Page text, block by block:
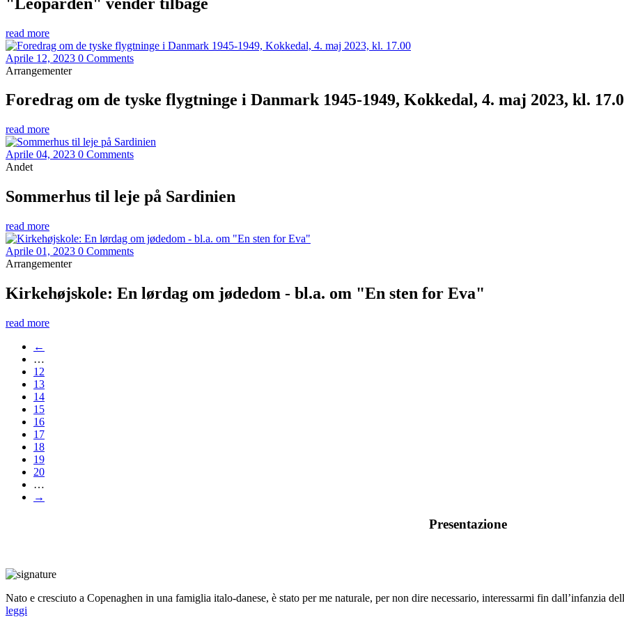
read more
Aprile 12, 2023 0 Comments
Arrangementer
Foredrag om de tyske flygtninge i Danmark 1945-1949, Kokkedal, 4. maj 2023, kl.
read more
Aprile 04, 2023 0 Comments
Andet
Sommerhus til leje på Sardinien
read more
Aprile 01, 2023 0 Comments
Arrangementer
Kirkehøjskole: En lørdag om jødedom - bl.a. om "En sten for Eva"
read more
←
…
12
13
14
15
16
17
18
19
20
…
→
Presentazione
Nato e cresciuto a Copenaghen in una famiglia italo-danese, è stato per me naturale, per non dire necessario, interessarmi fin dall’infanzia
leggi